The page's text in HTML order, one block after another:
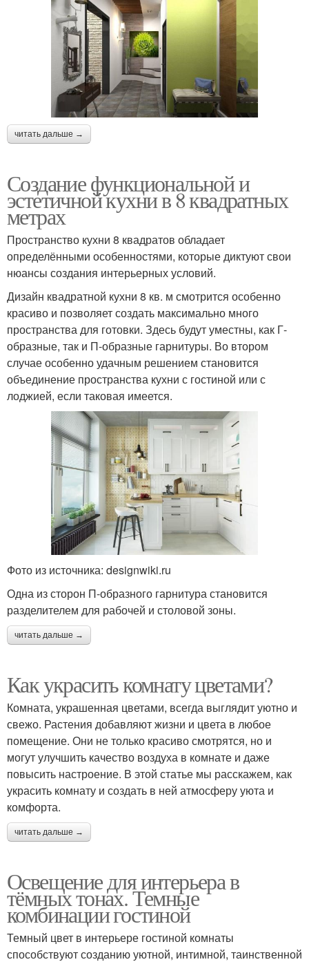
читать дальше →
Создание функциональной и
эстетичной кухни в 8 квадратных
метрах
Пространство кухни 8 квадратов обладает
определёнными особенностями, которые диктуют свои
нюансы создания интерьерных условий.
Дизайн квадратной кухни 8 кв. м смотрится особенно
красиво и позволяет создать максимально много
пространства для готовки. Здесь будут уместны, как Г-
образные, так и П-образные гарнитуры. Во втором
случае особенно удачным решением становится
объединение пространства кухни с гостиной или с
лоджией, если таковая имеется.
Фото из источника: designwiki.ru
Одна из сторон П-образного гарнитура становится
разделителем для рабочей и столовой зоны.
читать дальше →
Как украсить комнату цветами?
Комната, украшенная цветами, всегда выглядит уютно и
свежо. Растения добавляют жизни и цвета в любое
помещение. Они не только красиво смотрятся, но и
могут улучшить качество воздуха в комнате и даже
повысить настроение. В этой статье мы расскажем, как
украсить комнату и создать в ней атмосферу уюта и
комфорта.
читать дальше →
Освещение для интерьера в
тёмных тонах. Темные
комбинации гостиной
Темный цвет в интерьере гостиной комнаты
способствуют созданию уютной, интимной, таинственной